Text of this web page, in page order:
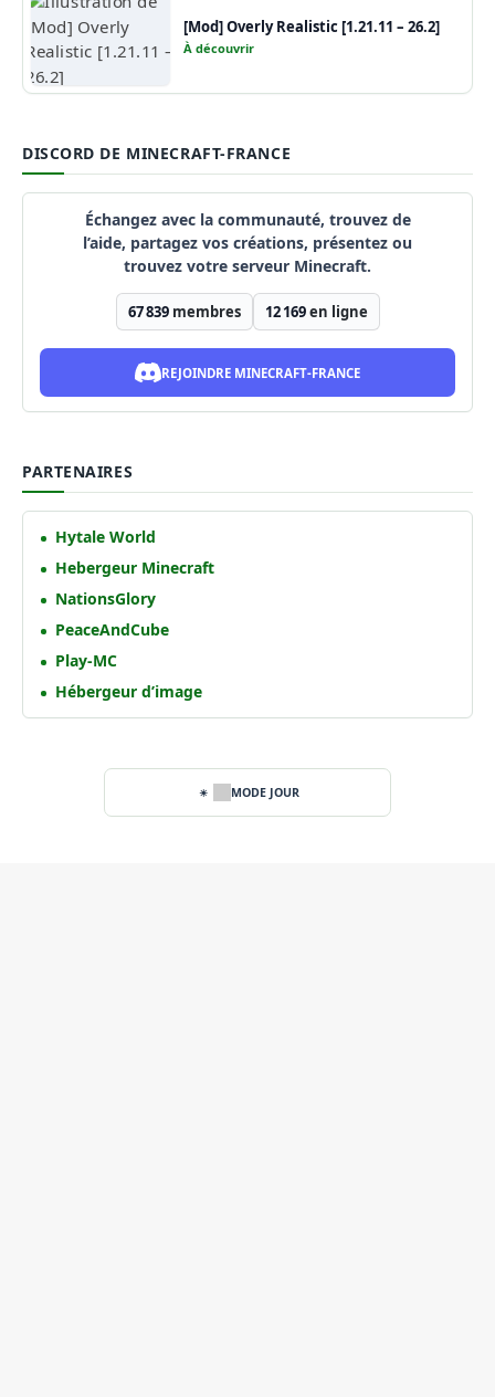
[Mod] Overly Realistic [1.21.11 – 26.2]
À découvrir
DISCORD DE MINECRAFT-FRANCE
Échangez avec la communauté, trouvez de
l’aide, partagez vos créations, présentez ou
trouvez votre serveur Minecraft.
67 839membres 12 169en ligne
REJOINDRE MINECRAFT-FRANCE
PARTENAIRES
Hytale World
Hebergeur Minecraft
NationsGlory
PeaceAndCube
Play-MC
Hébergeur d’image
MODE JOUR